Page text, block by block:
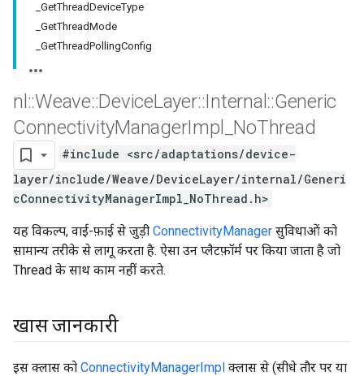
_GetThreadDeviceType
_GetThreadMode
_GetThreadPollingConfig
nl ::Weave::DeviceLayer::Internal ::Generic
ConnectivityManagerImpl NoThread
#include <src/adaptations/device-
layer/include/Weave/DeviceLayer/internal/Generi
cConnectivityManagerImpl_NoThread.h>
यह विकल्प, वाई-फ़ाई से जुड़ी ConnectivityManager सुविधाओं को
सामान्य तरीके से लागू करता है. ऐसा उन प्लैटफ़ॉर्म पर किया जाता है जो
Thread के साथ काम नहीं करते.
खास जानकारी
इस क्लास को ConnectivityManagerImpl क्लास से (सीधे तौर पर या